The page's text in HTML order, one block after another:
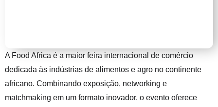
A Food Africa é a maior feira internacional de comércio
dedicada às indústrias de alimentos e agro no continente
africano. Combinando exposição, networking e
matchmaking em um formato inovador, o evento oferece